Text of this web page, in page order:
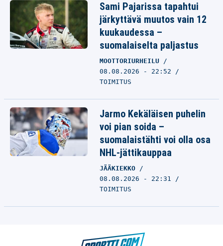
Sami Pajarissa tapahtui
järkyttävä muutos vain 12
kuukaudessa –
suomalaiselta paljastus
MOOTTORIURHEILU
08.08.2026 - 22:52
TOIMITUS
Jarmo Kekäläisen puhelin
voi pian soida –
suomalaistähti voi olla osa
NHL-jättikauppaa
JÄÄKIEKKO
08.08.2026 - 22:31
TOIMITUS